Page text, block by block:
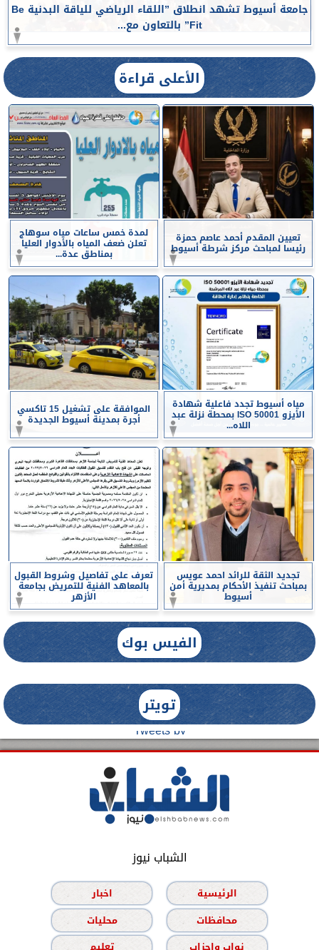
جامعة أسيوط تشهد انطلاق ”اللقاء الرياضي للياقة البدنية Be
Fit” بالتعاون مع...
الأعلى قراءة
تعيين المقدم أحمد عاصم حمزة
رئيسا لمباحث مركز شرطة أسيوط
لمدة خمس ساعات مياه سوهاج
تعلن ضعف المياه بالأدوار العليا
بمناطق عدة...
مياه أسيوط تجدد فاعلية شهادة
الأيزو ISO 50001 بمحطة نزلة عبد
اللاه...
الموافقة على تشغيل 15 تاكسي
أجرة بمدينة أسيوط الجديدة
تجديد الثقة للرائد احمد عويس
بمباحث تنفيذ الأحكام بمديرية أمن
أسيوط
تعرف على تفاصيل وشروط القبول
بالمعاهد الفنية للتمريض بجامعة
الأزهر
الفيس بوك
تويتر
Tweets by
الشباب نيوز
الرئيسية
اخبار
محافظات
محليات